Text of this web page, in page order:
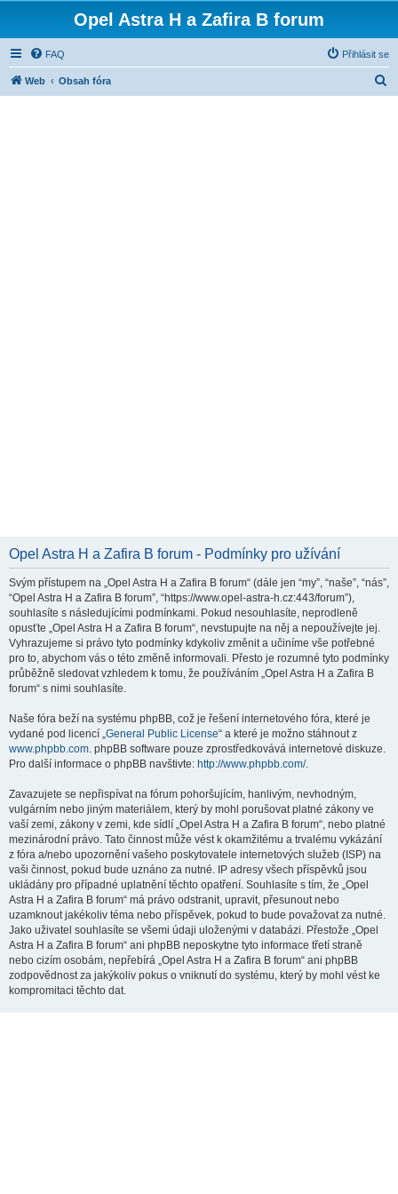
Opel Astra H a Zafira B forum
FAQ Přihlásit se
Web Obsah fóra
Opel Astra H a Zafira B forum - Podmínky pro užívání
Svým přístupem na „Opel Astra H a Zafira B forum“ (dále jen “my”, “naše”, “nás”,
“Opel Astra H a Zafira B forum”, “https://www.opel-astra-h.cz:443/forum”),
souhlasíte s následujícími podmínkami. Pokud nesouhlasíte, neprodleně
opusťte „Opel Astra H a Zafira B forum“, nevstupujte na něj a nepoužívejte jej.
Vyhrazujeme si právo tyto podmínky kdykoliv změnit a učiníme vše potřebné
pro to, abychom vás o této změně informovali. Přesto je rozumné tyto podmínky
průběžně sledovat vzhledem k tomu, že používáním „Opel Astra H a Zafira B
forum“ s nimi souhlasíte.
Naše fóra beží na systému phpBB, což je řešení internetového fóra, které je
vydané pod licencí „General Public License“ a které je možno stáhnout z
www.phpbb.com. phpBB software pouze zprostředkovává internetové diskuze.
Pro další informace o phpBB navštivte: http://www.phpbb.com/.
Zavazujete se nepřispívat na fórum pohoršujícím, hanlivým, nevhodným,
vulgárním nebo jiným materiálem, který by mohl porušovat platné zákony ve
vaší zemi, zákony v zemi, kde sídlí „Opel Astra H a Zafira B forum“, nebo platné
mezinárodní právo. Tato činnost může vést k okamžitému a trvalému vykázání
z fóra a/nebo upozornění vašeho poskytovatele internetových služeb (ISP) na
vaši činnost, pokud bude uznáno za nutné. IP adresy všech příspěvků jsou
ukládány pro případné uplatnění těchto opatření. Souhlasíte s tím, že „Opel
Astra H a Zafira B forum“ má právo odstranit, upravit, přesunout nebo
uzamknout jakékoliv téma nebo příspěvek, pokud to bude považovat za nutné.
Jako uživatel souhlasíte se všemi údaji uloženými v databázi. Přestože „Opel
Astra H a Zafira B forum“ ani phpBB neposkytne tyto informace třetí straně
nebo cizím osobám, nepřebírá „Opel Astra H a Zafira B forum“ ani phpBB
zodpovědnost za jakýkoliv pokus o vniknutí do systému, který by mohl vést ke
kompromitaci těchto dat.